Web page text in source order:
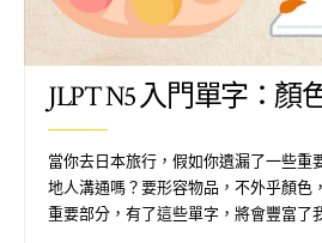
JLPT N5 入門單字：顏
當你去日本旅行，假如你遺漏了一些重
地人溝通嗎？要形容物品，不外乎顏色
重要部分，有了這些單字，將會豐富了